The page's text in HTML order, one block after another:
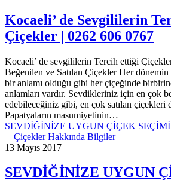
Kocaeli’ de Sevgililerin
Çiçekler | 0262 606 0767
Kocaeli’ de sevgililerin Tercih ettiği
Beğenilen ve Satılan Çiçekler Her
bir anlamı olduğu gibi her çiçeğinde
anlamları vardır. Sevdikleriniz için en çok
edebileceğiniz gibi, en çok satılan çiçekleri
Papatyaların masumiyetinin…
SEVDİĞİNİZE UYGUN ÇİÇEK SEÇİMİ
Çiçekler Hakkında Bilgiler
13 Mayıs 2017
SEVDİĞİNİZE UYGUN